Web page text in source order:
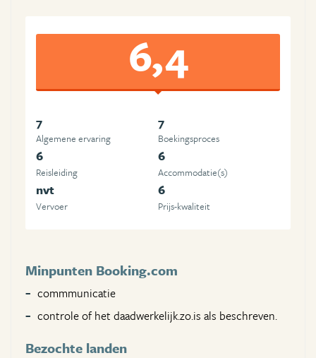
6,4
7
Algemene ervaring
7
Boekingsproces
6
Reisleiding
6
Accommodatie(s)
nvt
Vervoer
6
Prijs-kwaliteit
Minpunten Booking.com
commmunicatie
controle of het daadwerkelijk.zo.is als beschreven.
Bezochte landen